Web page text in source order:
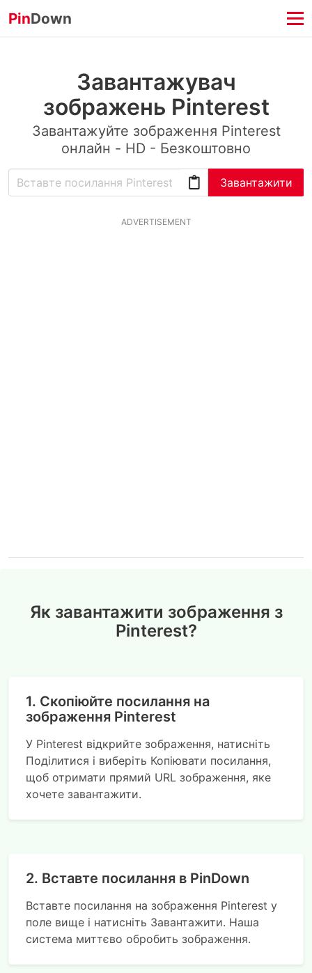
PinDown
Завантажувач
зображень Pinterest
Завантажуйте зображення Pinterest
онлайн - HD - Безкоштовно
Завантажити
ADVERTISEMENT
Як завантажити зображення з
Pinterest?
1. Скопіюйте посилання на
зображення Pinterest
У Pinterest відкрийте зображення, натисніть
Поділитися і виберіть Копіювати посилання,
щоб отримати прямий URL зображення, яке
хочете завантажити.
2. Вставте посилання в PinDown
Вставте посилання на зображення Pinterest у
поле вище і натисніть Завантажити. Наша
система миттєво обробить зображення.